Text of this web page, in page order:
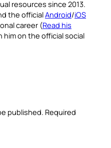
resources since 2013.
the officialAndroid/iOS
career (Read his
on the official social
published. Required